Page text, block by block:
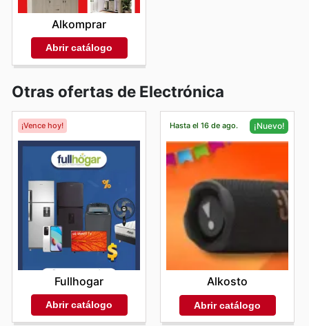
Alkomprar
Abrir catálogo
Otras ofertas de Electrónica
¡Vence hoy!
Fullhogar
Abrir catálogo
Hasta el 16 de ago. ¡Nuevo!
Alkosto
Abrir catálogo